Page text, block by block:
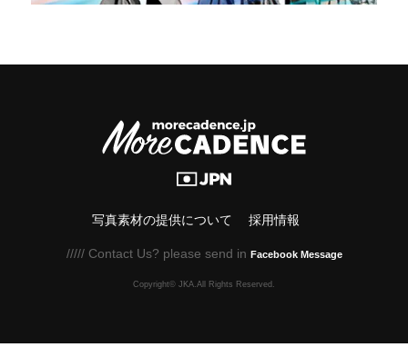
写真素材の提供について 採用情報
///// Contact Us? please send in Facebook Message
Copyright© JKA.All Rights Reserved.